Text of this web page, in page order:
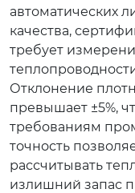
автоматических
качества,
требует
Отклонение
превышает ±5%,
требованиям
точность
рассчитывать
излишний запас